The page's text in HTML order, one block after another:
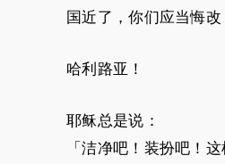
国近了，你们应当悔改
哈利路亚！
耶稣总是说：
「洁净吧！装扮吧！